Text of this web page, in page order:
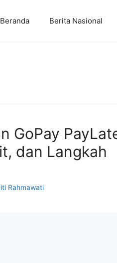
Beranda Berita Nasional
GoPay
dan Langkah
Rahmawati